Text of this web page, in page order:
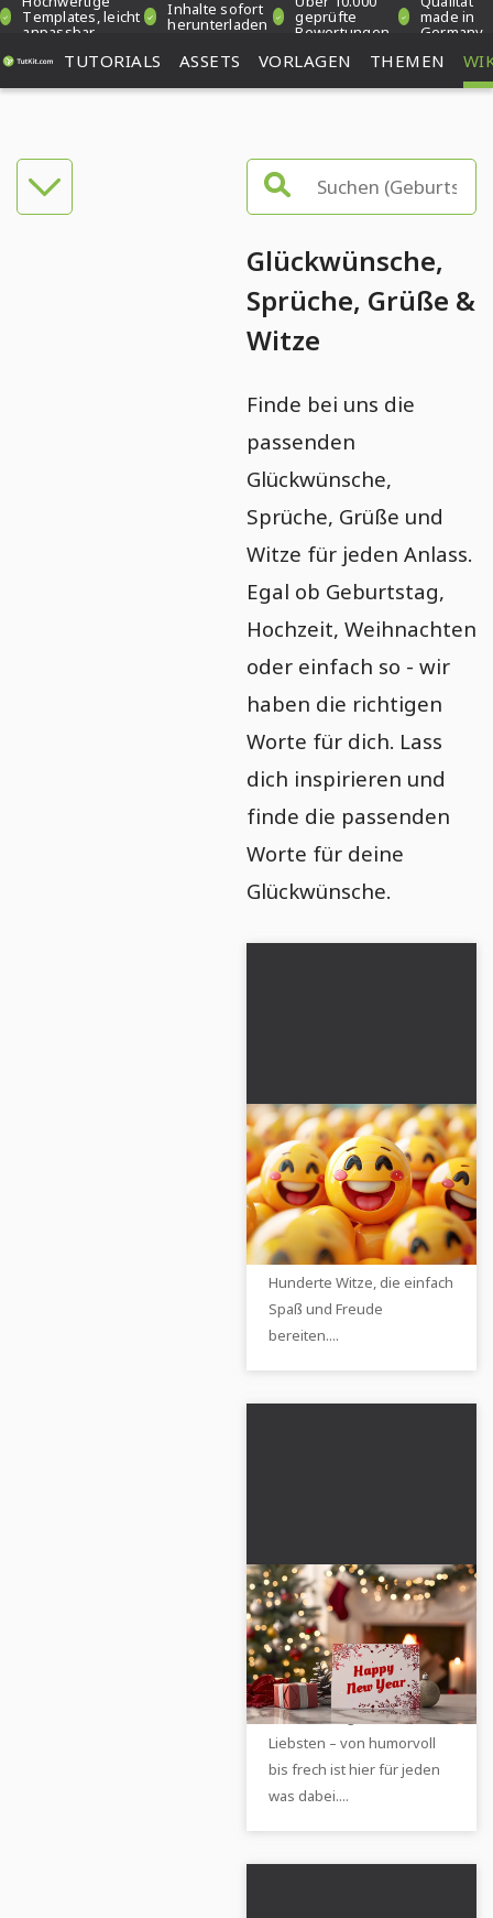
Templates, leicht
anpassbar
Inhalte sofort
herunterladen geprüfte
Bewertungen
made in
Germany
TUTORIALS ASSETS VORLAGEN THEMEN
Glückwünsche,
Sprüche, Grüße &
Witze
Finde bei uns die
passenden
Glückwünsche,
Sprüche, Grüße und
Witze für jeden Anlass.
Egal ob Geburtstag,
Hochzeit, Weihnachten
oder einfach so - wir
haben die richtigen
Worte für dich. Lass
dich inspirieren und
finde die passenden
Worte für deine
Glückwünsche.
Witze & Humor
Bring deine Mitmenschen
mit deinem Humor zum
Lachen. Entdecke jetzt
Hunderte Witze, die einfach
Spaß und Freude
bereiten....
Weihnachtsgrüße &
Sprüche für
Weihnachten
Fröhliche Weihnachten! 🎄
Lustige und kurze
Weihnachtsgrüße für deine
Liebsten – von humorvoll
bis frech ist hier für jeden
was dabei....